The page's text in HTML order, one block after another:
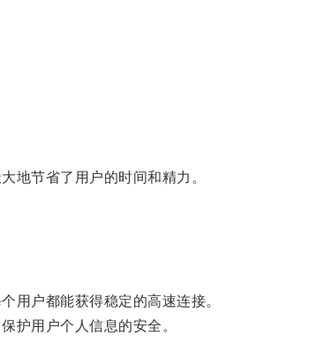
节省了用户的时间和精力。
户都能获得稳定的高速连接。
护用户个人信息的安全。